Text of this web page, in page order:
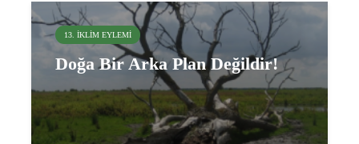
13. İKLIM EYLEMI
Doğa Bir Arka Plan Değildir!